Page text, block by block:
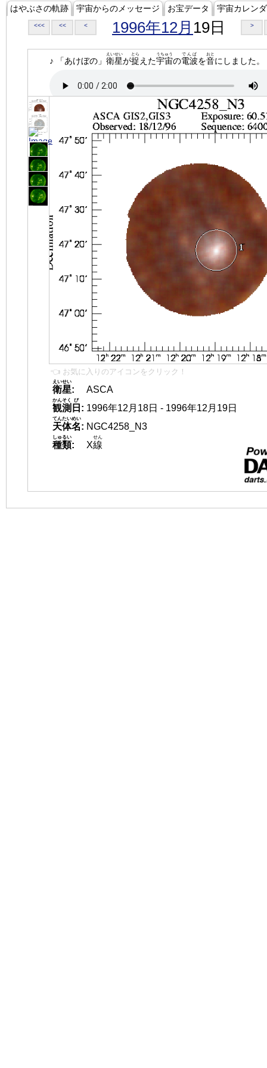
はやぶさの軌跡 宇宙からのメッセージ お宝データ 宇宙カレン
<<< << < 1996年12月 19日 >
♪ 「あけぼの」 衛星
えいせい
が捉
とら
えた宇宙
うちゅう
の電波
でんぱ
を音
おと
にしました。
👈 お気に入りのアイコンをクリック！
衛星
えいせい
:
ASCA
観測
かんそく
日
び
: 1996年12月18日 - 1996年12月19日
天体名
てんたいめい
: NGC4258_N3
種類
しゅるい
: X線
せん